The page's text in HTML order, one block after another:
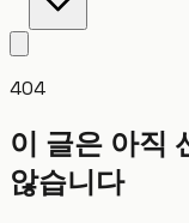
404
이 글은 아직
않습니다